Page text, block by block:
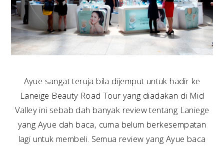
Ayue sangat teruja bila dijemput untuk hadir ke
Laneige Beauty Road Tour yang diadakan di Mid
Valley ini sebab dah banyak review tentang Laniege
yang Ayue dah baca, cuma belum berkesempatan
lagi untuk membeli. Semua review yang Ayue baca